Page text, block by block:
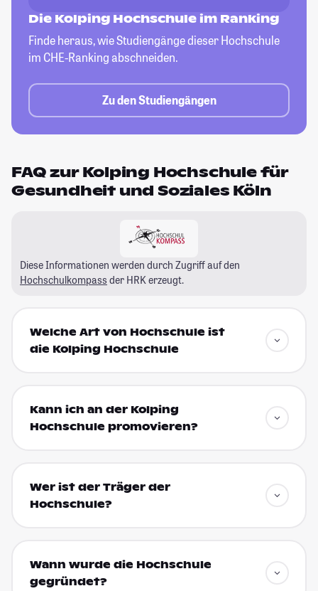
Die Kolping Hochschule im Ranking
Finde heraus, wie Studiengänge dieserHochschule
im CHE-Ranking abschneiden.
Zu den Studiengängen
FAQ zur Kolping Hochschule für
Gesundheit und Soziales Köln
Diese Informationen werden durch Zugriff auf den
Hochschulkompass der HRK erzeugt.
Welche Art von Hochschule ist
die Kolping Hochschule
Kann ich an der Kolping
Hochschule promovieren?
Wer ist der Träger der
Hochschule?
Wann wurde die Hochschule
gegründet?